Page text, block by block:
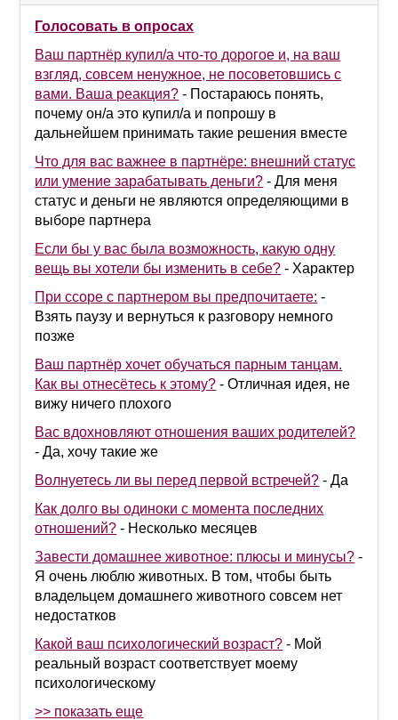
Голосовать в опросах
Ваш партнёр купил/а что-то дорогое и, на ваш
взгляд, совсем ненужное, не посоветовшись с
вами. Ваша реакция? - Постараюсь понять,
почему он/а это купил/а и попрошу в
дальнейшем принимать такие решения вместе
Что для вас важнее в партнёре: внешний статус
или умение зарабатывать деньги? -Для меня
статус и деньги не являются определяющими в
выборе партнера
Если бы у вас была возможность, какую одну
вещь вы хотели бы изменить в себе? - Характер
При ссоре с партнером вы предпочитаете: -
Взять паузу и вернуться к разговору немного
позже
Ваш партнёр хочет обучаться парным танцам.
Как вы отнесётесь к этому? -Отличная идея, не
вижу ничего плохого
Вас вдохновляют отношения ваших родителей?
-Да, хочу такие же
Волнуетесь ли вы перед первой встречей? -Да
Как долго вы одиноки с момента последних
отношений? - Несколько месяцев
Завести домашнее животное: плюсы и минусы? -
Я очень люблю животных. В том, чтобы быть
владельцем домашнего животного совсем нет
недостатков
Какой ваш психологический возраст? - Мой
реальный возраст соответствует моему
психологическому
>> показать еще